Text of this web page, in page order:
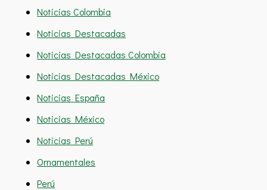
Noticias Colombia
Noticias Destacadas
Noticias Destacadas Colombia
Noticias Destacadas México
Noticias España
Noticias México
Noticias Perú
Ornamentales
Perú